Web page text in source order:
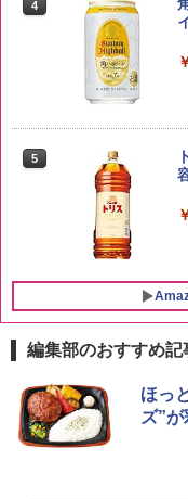
4
5
1
1
編集部のおすすめ記
ほっ
ズ”